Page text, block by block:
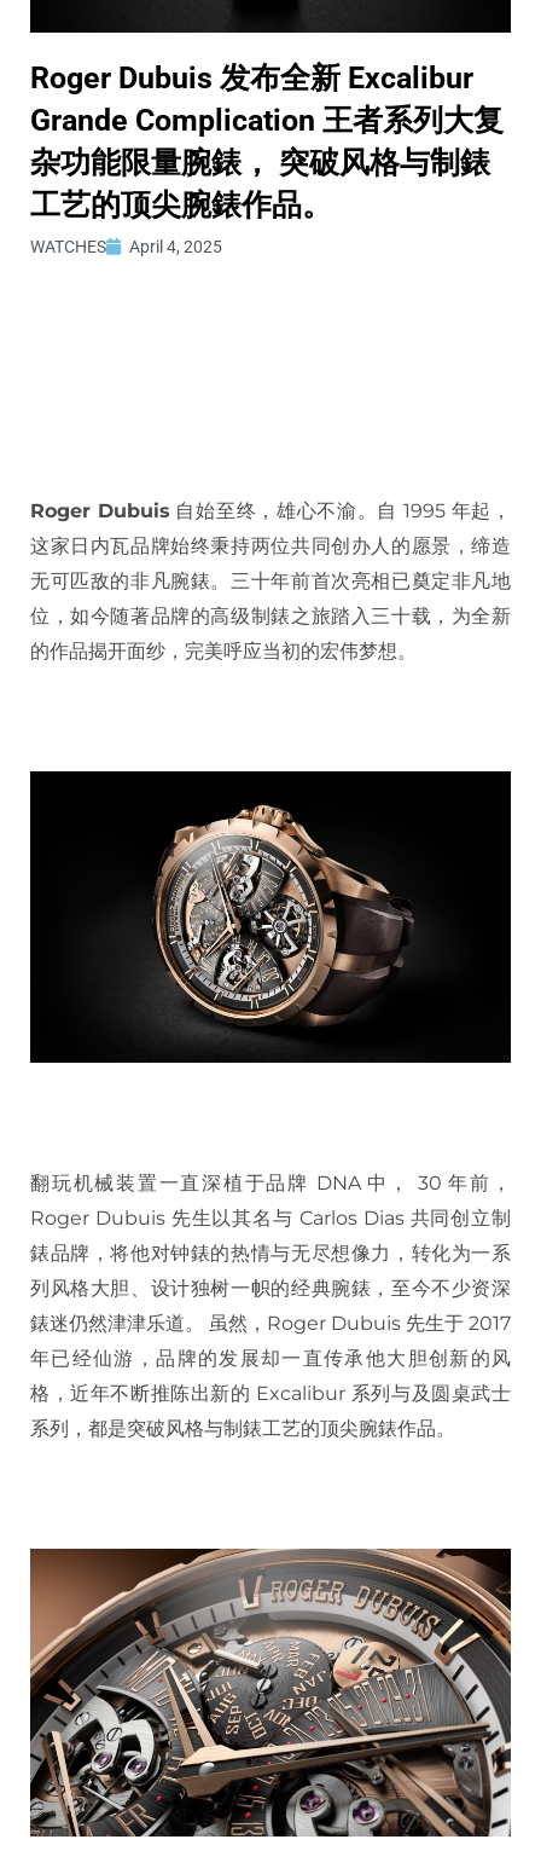
Roger Dubuis 发布全新 Excalibur
Grande Complication 王者系列大复
杂功能限量腕錶， 突破风格与制錶
工艺的顶尖腕錶作品。
WATCHES April 4, 2025
Roger Dubuis 自始至终，雄心不渝。自 1995 年起，
这家日内瓦品牌始终秉持两位共同创办人的愿景，缔造
无可匹敌的非凡腕錶。三十年前首次亮相已奠定非凡地
位，如今随著品牌的高级制錶之旅踏入三十载，为全新
的作品揭开面纱，完美呼应当初的宏伟梦想。
翻玩机械装置一直深植于品牌 DNA 中， 30 年前，
Roger Dubuis 先生以其名与 Carlos Dias 共同创立制
錶品牌，将他对钟錶的热情与无尽想像力，转化为一系
列风格大胆、设计独树一帜的经典腕錶，至今不少资深
錶迷仍然津津乐道。 虽然，Roger Dubuis 先生于 2017
年已经仙游，品牌的发展却一直传承他大胆创新的风
格，近年不断推陈出新的 Excalibur 系列与及圆桌武士
系列，都是突破风格与制錶工艺的顶尖腕錶作品。